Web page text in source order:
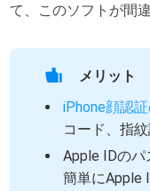
て、このソフトが間
メリット
iPhone顔認
コード、指
Apple IDのパ
簡単にApple